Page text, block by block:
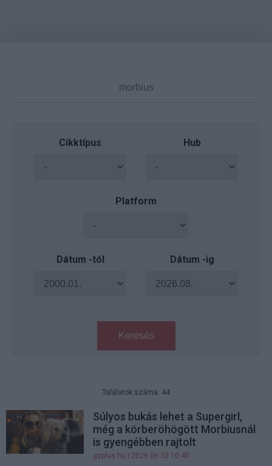
Cikktípus Hub
Platform
Dátum -tól Dátum -ig
Keresés
Találatok száma: 44
Súlyos bukás lehet a Supergirl,
még a körberöhögött Morbiusnál
is gyengébben rajtolt
gsplus.hu | 2026.06.30 10:40